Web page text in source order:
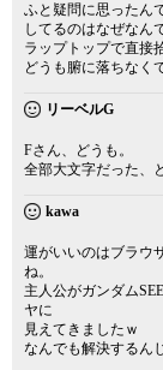
ふと疑問に思ったん
してるのはなぜなん
ラップトップで直接
どうも腑に落ちなく
リーベルG
Fさん、どうも。
全部大文字だった、
kawa
運がいいのはブラウ
ね。
主人公がガンダム
ヤに
見えてきましたｗ
なんでも解決するん